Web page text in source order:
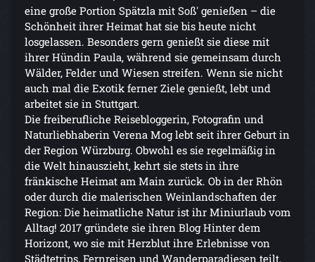
eine große Portion Spätzla mit Soß' genießen – die
Schönheit ihrer Heimat hat sie bis heute nicht
losgelassen. Besonders gern genießt sie diese mit
ihrer Hündin Paula, während sie gemeinsam durch
Wälder, Felder und Wiesen streifen. Wenn sie nicht
auch mal die Exotik ferner Ziele genießt, lebt und
arbeitet sie in Stuttgart.
Die freiberufliche Reisebloggerin, Fotografin und
Naturliebhaberin Verena Mog lebt seit ihrer Geburt in
der Region Würzburg. Obwohl es sie regelmäßig in
die Welt hinauszieht, kehrt sie stets in ihre
fränkische Heimat am Main zurück. Ob in der Rhön
oder durch die malerischen Weinlandschaften der
Region: Die heimatliche Natur ist ihr Miniurlaub vom
Alltag! 2017 gründete sie ihren Blog Hinter dem
Horizont, wo sie mit Herzblut ihre Erlebnisse von
Städtetrips, Fernreisen und Wanderparadiesen teilt.